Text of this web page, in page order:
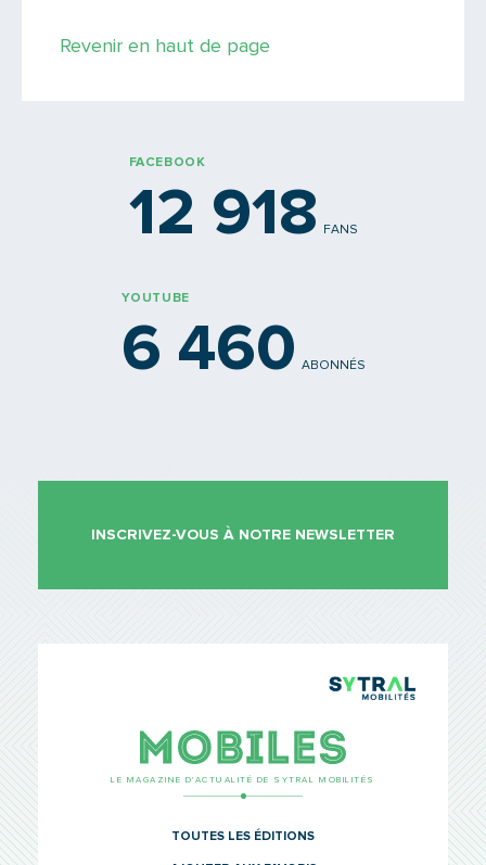
Revenir en haut de page
FACEBOOK
12 918 FANS
YOUTUBE
6 460 ABONNÉS
INSCRIVEZ-VOUS À NOTRE NEWSLETTER
LE MAGAZINE D’ACTUALITÉ DE SYTRAL MOBILITÉS
TOUTES LES ÉDITIONS